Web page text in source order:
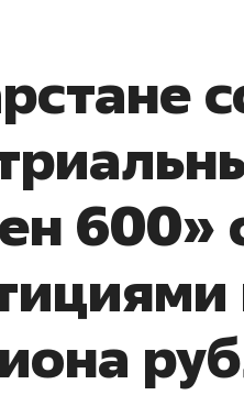
600»
бизнес может
минимум
бизнесу выйти на зарубежные
почему надо знать
интересен Оман?